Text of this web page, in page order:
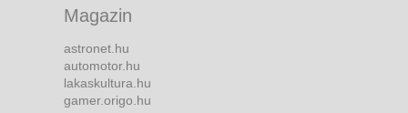
Magazin
astronet.hu
automotor.hu
lakaskultura.hu
gamer.origo.hu